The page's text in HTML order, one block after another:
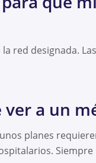
red designada.
a un
planes
Siempre